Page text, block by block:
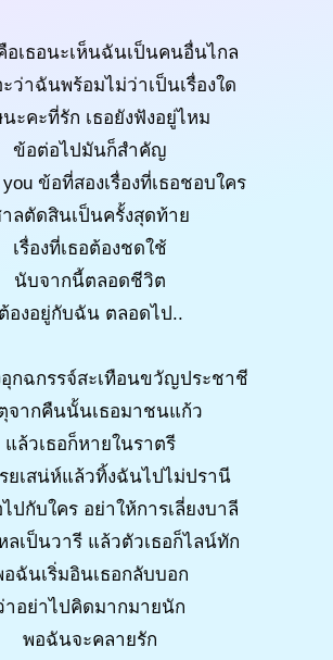
อเธอนะเห็นฉันเป็นคนอื่นไกล
ะว่าฉันพร้อมไม่ว่าเป็นเรื่องใด
ะคะที่รัก เธอยังฟังอยู่ไหม
ข้อต่อไปมันก็สำคัญ
you ข้อที่สองเรื่องที่เธอชอบใคร
ลตัดสินเป็นครั้งสุดท้าย
เรื่องที่เธอต้องชดใช้
นับจากนี้ตลอดชีวิต
ต้องอยู่กับฉัน ตลอดไป..
กฉกรรจ์สะเทือนขวัญประชาชี
จากคืนนั้นเธอมาชนแก้ว
แล้วเธอก็หายในราตรี
ยเสน่ห์แล้วทิ้งฉันไปไม่ปรานี
ไปกับใคร อย่าให้การเลี่ยงบาลี
ลเป็นวารี แล้วตัวเธอก็ไลน์ทัก
ฉันเริ่มอินเธอกลับบอก
าอย่าไปคิดมากมายนัก
พอฉันจะคลายรัก